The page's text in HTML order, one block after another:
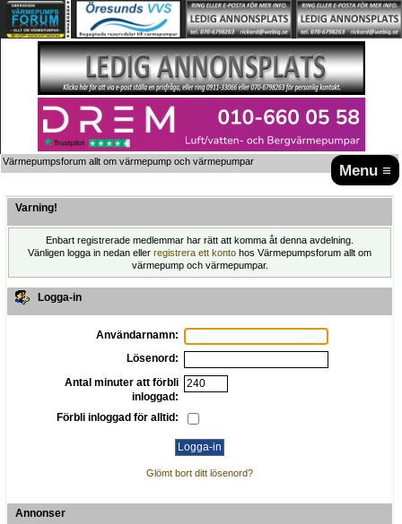
Menu ≡
Värmepumpsforum allt om värmepump och värmepumpar
Varning!
Enbart registrerade medlemmar har rätt att komma åt denna avdelning.
Vänligen logga in nedan eller registrera ett konto hos Värmepumpsforum allt om
värmepump och värmepumpar.
Logga-in
Användarnamn:
Lösenord:
Antal minuter att förbli
inloggad:
Förbli inloggad för alltid:
Glömt bort ditt lösenord?
Annonser